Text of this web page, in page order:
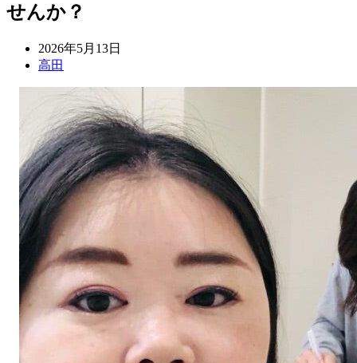
せんか？
2026年5月13日
高田